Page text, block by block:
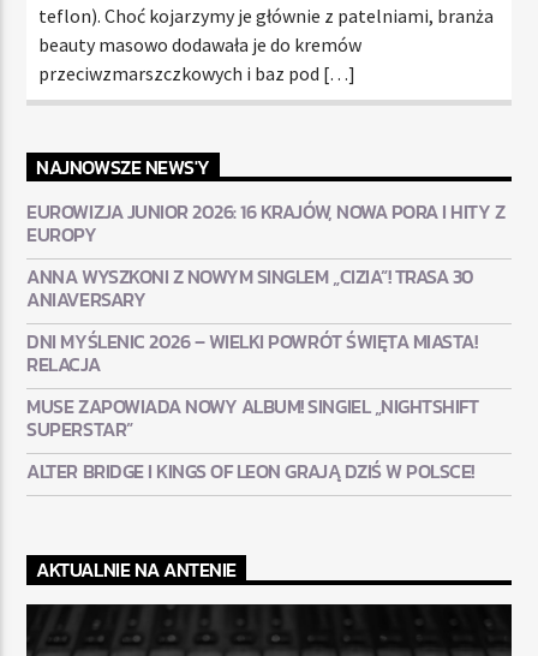
teflon). Choć kojarzymy je głównie z patelniami, branża
beauty masowo dodawała je do kremów
przeciwzmarszczkowych i baz pod […]
NAJNOWSZE NEWS'Y
EUROWIZJA JUNIOR 2026: 16 KRAJÓW, NOWA PORA I HITY Z
EUROPY
ANNA WYSZKONI Z NOWYM SINGLEM „CIZIA”! TRASA 30
ANIAVERSARY
DNI MYŚLENIC 2026 – WIELKI POWRÓT ŚWIĘTA MIASTA!
RELACJA
MUSE ZAPOWIADA NOWY ALBUM! SINGIEL „NIGHTSHIFT
SUPERSTAR”
ALTER BRIDGE I KINGS OF LEON GRAJĄ DZIŚ W POLSCE!
AKTUALNIE NA ANTENIE